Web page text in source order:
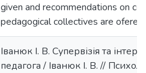
given and recommendations on
pedagogical collectives are ofered.
Іванюк І. В. Супервізія та
педагога / Іванюк І. В. //